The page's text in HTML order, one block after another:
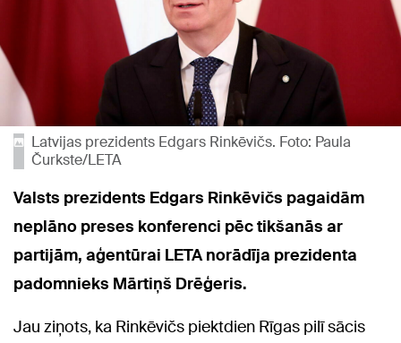
Latvijas prezidents Edgars Rinkēvičs. Foto: Paula
Čurkste/LETA
Valsts prezidents Edgars Rinkēvičs pagaidām
neplāno preses konferenci pēc tikšanās ar
partijām, aģentūrai LETA norādīja prezidenta
padomnieks Mārtiņš Drēģeris.
Jau ziņots, ka Rinkēvičs piektdien Rīgas pilī sācis